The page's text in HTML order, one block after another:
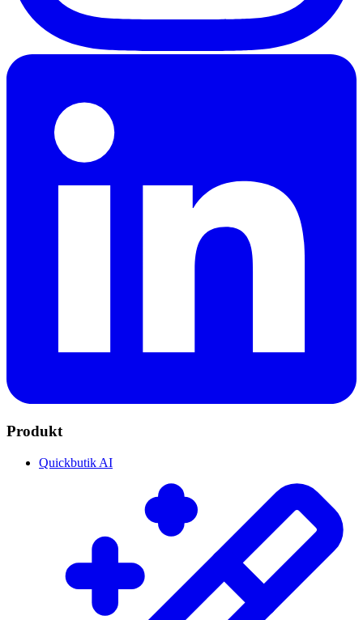
Produkt
Quickbutik AI